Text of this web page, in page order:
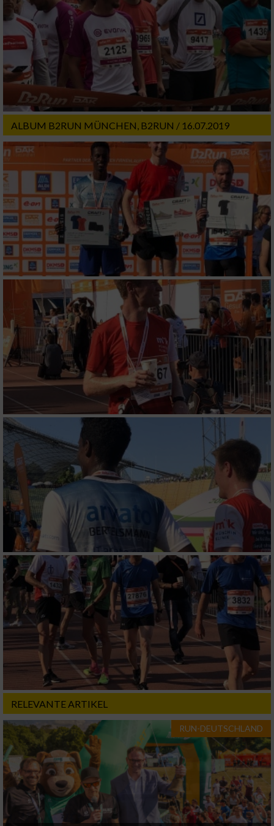
ALBUM B2RUN MÜNCHEN, B2RUN / 16.07.2019
RELEVANTE ARTIKEL
RUN-DEUTSCHLAND
Geräte anhand von aktiv angeforderten
Informationen identifizieren
Nicht-IAB-Verarbeitungszwecke:
Notwendig
Performance
Funktional
Werbung